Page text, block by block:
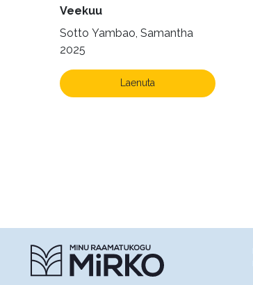
Veekuu
Sotto Yambao, Samantha
2025
Laenuta